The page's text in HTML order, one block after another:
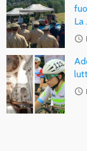
La
access_time
access_time